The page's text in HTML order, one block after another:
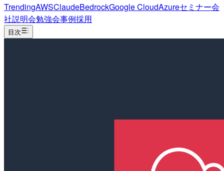
TrendingAWSClaudeBedrockGoogle CloudAzureセミナー会
社説明会勉強会事例採用
目次